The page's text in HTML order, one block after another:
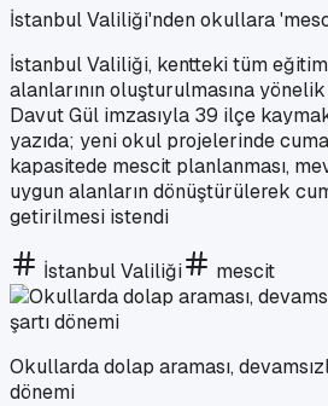
İstanbul Valiliği'nden okullara
İstanbul Valiliği, kentteki tüm
alanlarının oluşturulmasına
Davut Gül imzasıyla 39 ilçe
yazıda; yeni okul projelerinde
kapasitede mescit planlanması,
uygun alanların dönüştürülerek
getirilmesi istendi
İstanbul Valiliği mescit
Okullarda dolap araması,
dönemi